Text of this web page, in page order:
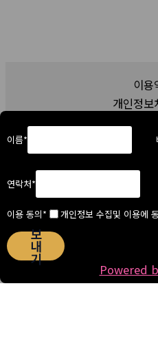
이용
개인정보
이름*
연락처*
이용 동의* 개인정보 수집및 이용에
보
내
기
Powered
홍연
회사명: 홍연남북결혼 대표자: 박준
국내결혼중개업신고번호:
전화: 1577-9251 휴대폰: 010-
일: